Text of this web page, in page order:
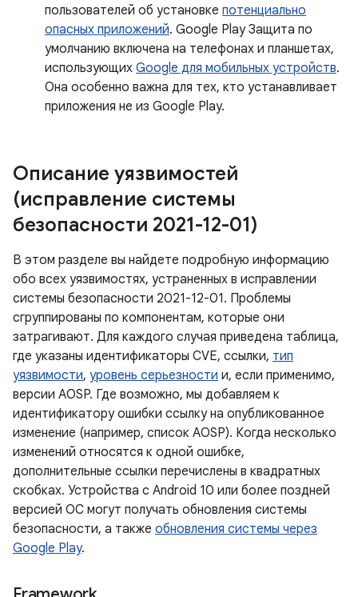
пользователей об установке потенциально
опасных приложений. Google Play Защита по
умолчанию включена на телефонах и планшетах,
использующих Google для мобильных устройств.
Она особенно важна для тех, кто устанавливает
приложения не из Google Play.
Описание уязвимостей
(исправление системы
безопасности 2021-12-01)
В этом разделе вы найдете подробную информацию
обо всех уязвимостях, устраненных в исправлении
системы безопасности 2021-12-01. Проблемы
сгруппированы по компонентам, которые они
затрагивают. Для каждого случая приведена таблица,
где указаны идентификаторы CVE, ссылки, тип
уязвимости, уровень серьезности и, если применимо,
версии AOSP. Где возможно, мы добавляем к
идентификатору ошибки ссылку на опубликованное
изменение (например, список AOSP). Когда несколько
изменений относятся к одной ошибке,
дополнительные ссылки перечислены в квадратных
скобках. Устройства с Android 10 или более поздней
версией ОС могут получать обновления системы
безопасности, а также обновления системы через
Google Play.